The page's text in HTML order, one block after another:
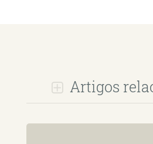
Artigos